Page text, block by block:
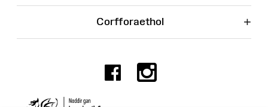
Corfforaethol +
Facebook